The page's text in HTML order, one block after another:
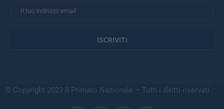
© Copyright 2023 Il Primato Nazionale – Tutti i diritti riservati